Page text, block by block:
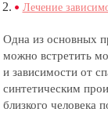
Лечение
Одна из основных
можно встретить
и зависимости от
синтетическим
близкого человека